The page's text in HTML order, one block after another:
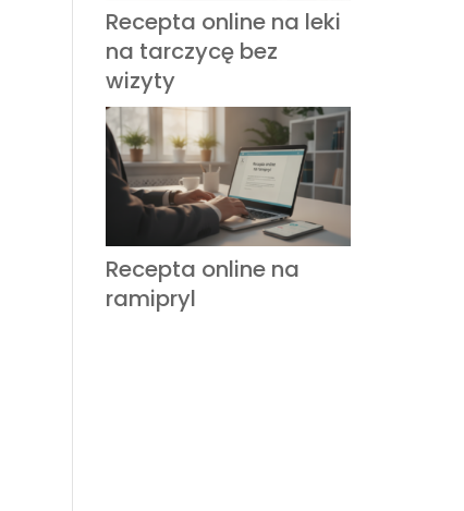
Recepta online na leki
na tarczycę bez
wizyty
Recepta online na
ramipryl